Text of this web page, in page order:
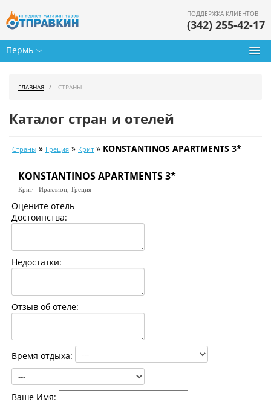
Пермь
ПОДДЕРЖКА КЛИЕНТОВ
(342) 255-42-17
Календарь туров
Цены дня
Страны
ГЛАВНАЯ СТРАНЫ
Каталог стран и отелей
Страны » Греция » Крит » KONSTANTINOS APARTMENTS 3*
KONSTANTINOS APARTMENTS 3*
Крит - Ираклион, Греция
Оцените отель
Достоинства:
Недостатки:
Отзыв об отеле:
Время отдыха:
Ваше Имя: